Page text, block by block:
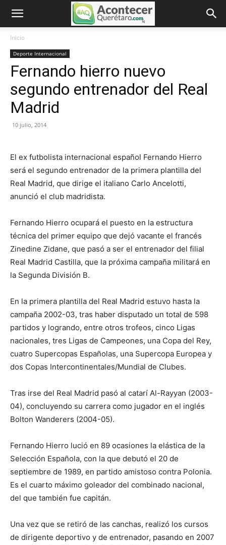
Inicio
Deporte Internacional
Fernando hierro nuevo
segundo entrenador del Real
Madrid
10 julio, 2014
El ex futbolista internacional español Fernando Hierro
será el segundo entrenador de la primera plantilla del
Real Madrid, que dirige el italiano Carlo Ancelotti,
anunció el club madridista.
Fernando Hierro ocupará el puesto en la estructura
técnica del primer equipo que dejó vacante el francés
Zinedine Zidane, que pasó a ser el entrenador del filial
Real Madrid Castilla, que la próxima campaña militará en
la Segunda División B.
En la primera plantilla del Real Madrid estuvo hasta la
campaña 2002-03, tras haber disputado un total de 598
partidos y logrando, entre otros trofeos, cinco Ligas
nacionales, tres Ligas de Campeones, una Copa del Rey,
cuatro Supercopas Españolas, una Supercopa Europea y
dos Copas Intercontinentales/Mundial de Clubes.
Tras irse del Real Madrid pasó al catarí Al-Rayyan (2003-
04), concluyendo su carrera como jugador en el inglés
Bolton Wanderers (2004-05).
Fernando Hierro lució en 89 ocasiones la elástica de la
Selección Española, con la que debutó el 20 de
septiembre de 1989, en partido amistoso contra Polonia.
Es el cuarto máximo goleador del combinado nacional,
del que también fue capitán.
Una vez que se retiró de las canchas, realizó los cursos
de dirigente deportivo y de entrenador, pasando en 2007